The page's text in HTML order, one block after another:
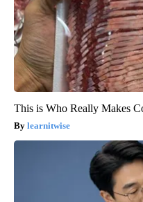
This is Who Really Makes
learnitwise